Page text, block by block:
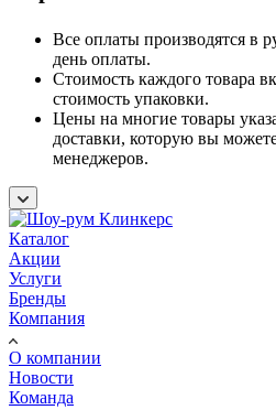
Все оплаты производятся в
день оплаты.
Стоимость каждого товара
стоимость упаковки.
Цены на многие товары
доставки, которую вы
менеджеров.
Каталог
Акции
Услуги
Бренды
Компания
О компании
Новости
Команда